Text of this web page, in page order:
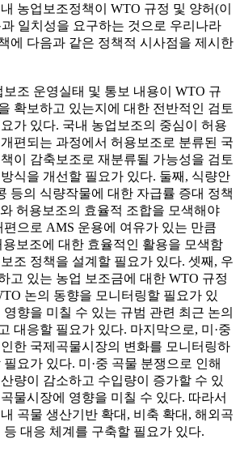
농업보조정책이 WTO 규정 및 양허(이
일치성을 요구하는 것으로 우리나라
에 다음과 같은 정책적 시사점을 제시한
보조 운영실태 및 통보 내용이 WTO 규
확보하고 있는지에 대한 전반적인 검토
가 있다. 국내 농업보조의 중심이 허용
편되는 과정에서 허용보조로 분류된 국
이 감축보조로 재분류될 가능성을 검토
식을 개선할 필요가 있다. 둘째, 식량안
등의 식량작물에 대한 자급률 증대 정책
허용보조의 효율적 조합을 모색해야
편으로 AMS 운용에 여유가 있는 만큼
보조에 대한 효율적인 활용을 모색함
조 정책을 설계할 필요가 있다. 셋째, 우
고 있는 농업 보조금에 대한 WTO 규정
논의 동향을 모니터링할 필요가 있
향을 미칠 수 있는 규범 관련 최근 논의
대응할 필요가 있다. 마지막으로, 미·중
한 국제곡물시장의 변화를 모니터링하
요가 있다. 미·중 곡물 분쟁으로 인해
량이 감소하고 수입량이 증가할 수 있
물시장에 영향을 미칠 수 있다. 따라서
곡물 생산기반 확대, 비축 확대, 해외곡
등 대응 체계를 구축할 필요가 있다.